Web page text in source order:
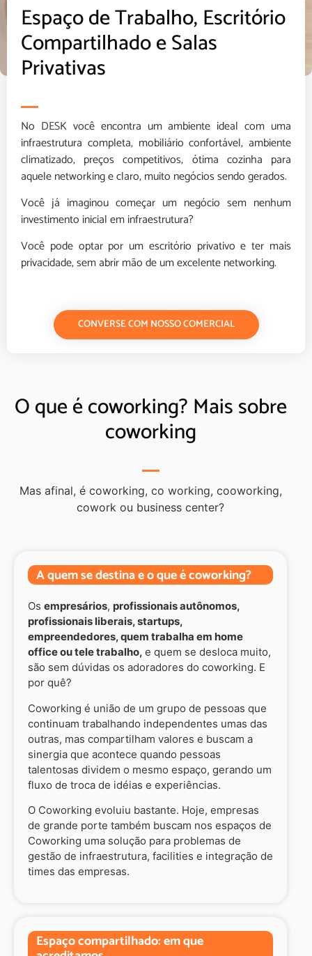
Espaço de Trabalho, Escritório
Compartilhado e Salas
Privativas
No DESK você encontra um ambiente ideal com uma
infraestrutura completa, mobiliário confortável, ambiente
climatizado, preços competitivos, ótima cozinha para
aquele networking e claro, muito negócios sendo gerados.
Você já imaginou começar um negócio sem nenhum
investimento inicial em infraestrutura?
Você pode optar por um escritório privativo e ter mais
privacidade, sem abrir mão de um excelente networking.
CONVERSE COM NOSSO COMERCIAL
O que é coworking? Mais sobre
coworking
Mas afinal, é coworking, co working, cooworking,
cowork ou business center?
A quem se destina e o que é coworking?
Os empresários, profissionais autônomos,
profissionais liberais, startups,
empreendedores, quem trabalha em home
office ou tele trabalho, e quem se desloca muito,
são sem dúvidas os adoradores do coworking. E
por quê?
Coworking é união de um grupo de pessoas que
continuam trabalhando independentes umas das
outras, mas compartilham valores e buscam a
sinergia que acontece quando pessoas
talentosas dividem o mesmo espaço, gerando um
fluxo de troca de idéias e experiências.
O Coworking evoluiu bastante. Hoje, empresas
de grande porte também buscam nos espaços de
Coworking uma solução para problemas de
gestão de infraestrutura, facilities e integração de
times das empresas.
Espaço compartilhado: em que